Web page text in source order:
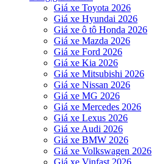
Giá xe Toyota 2026
Giá xe Hyundai 2026
Giá xe ô tô Honda 2026
Giá xe Mazda 2026
Giá xe Ford 2026
Giá xe Kia 2026
Giá xe Mitsubishi 2026
Giá xe Nissan 2026
Giá xe MG 2026
Giá xe Mercedes 2026
Giá xe Lexus 2026
Giá xe Audi 2026
Giá xe BMW 2026
Giá xe Volkswagen 2026
Giá xe Vinfast 2026